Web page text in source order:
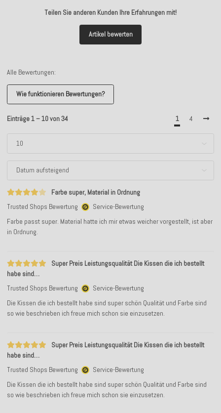
Teilen Sie anderen Kunden Ihre Erfahrungen mit!
Artikel bewerten
Alle Bewertungen:
Wie funktionieren Bewertungen?
Einträge 1 – 10 von 34 1 4
Farbe super, Material in Ordnung
Trusted Shops Bewertung
Service-Bewertung
Farbe passt super. Material hatte ich mir etwas weicher vorgestellt, ist aber
in Ordnung.
Super Preis Leistungsqualität Die Kissen die ich bestellt
habe sind…
Trusted Shops Bewertung
Service-Bewertung
Die Kissen die ich bestellt habe sind super schön Qualität und Farbe sind
so wie beschrieben ich freue mich schon sie einzusetzen.
Super Preis Leistungsqualität Die Kissen die ich bestellt
habe sind…
Trusted Shops Bewertung
Service-Bewertung
Die Kissen die ich bestellt habe sind super schön Qualität und Farbe sind
so wie beschrieben ich freue mich schon sie einzusetzen.